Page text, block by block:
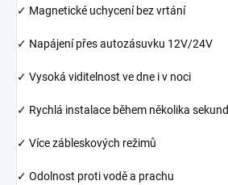
✓ Magnetické uchycení bez vrtání
✓ Napájení přes autozásuvku 12V/24V
✓ Vysoká viditelnost ve dne i v noci
✓ Rychlá instalace během několika sekund
✓ Více zábleskových režimů
✓ Odolnost proti vodě a prachu